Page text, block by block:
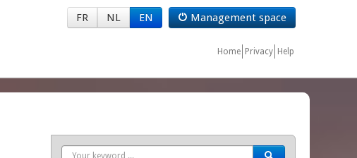
FR NL EN Management space
Home Privacy Help
Search